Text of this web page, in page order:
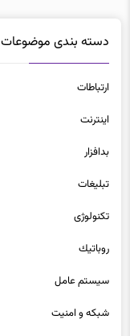
دسته بندی موضوعات
ارتباطات
اينترنت
بدافزار
تبلیغات
تکنولوژی
روباتيك
سيستم عامل
شبكه و امنيت